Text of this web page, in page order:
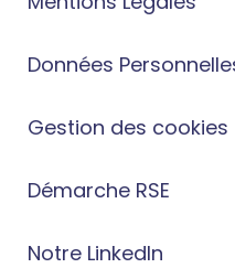
Données
Gestion des cookies
Démarche RSE
Notre LinkedIn